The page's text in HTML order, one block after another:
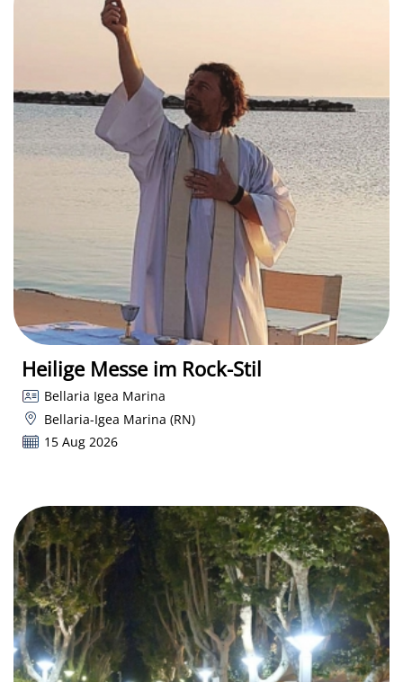
Heilige Messe im Rock-Stil
Bellaria Igea Marina
Bellaria-Igea Marina (RN)
15 Aug 2026